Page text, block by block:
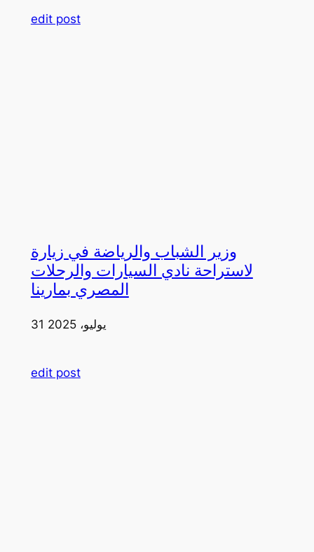
edit post
وزير الشباب والرياضة في زيارة
لاستراحة نادي السيارات والرحلات
المصري بمارينا
31 يوليو، 2025
edit post